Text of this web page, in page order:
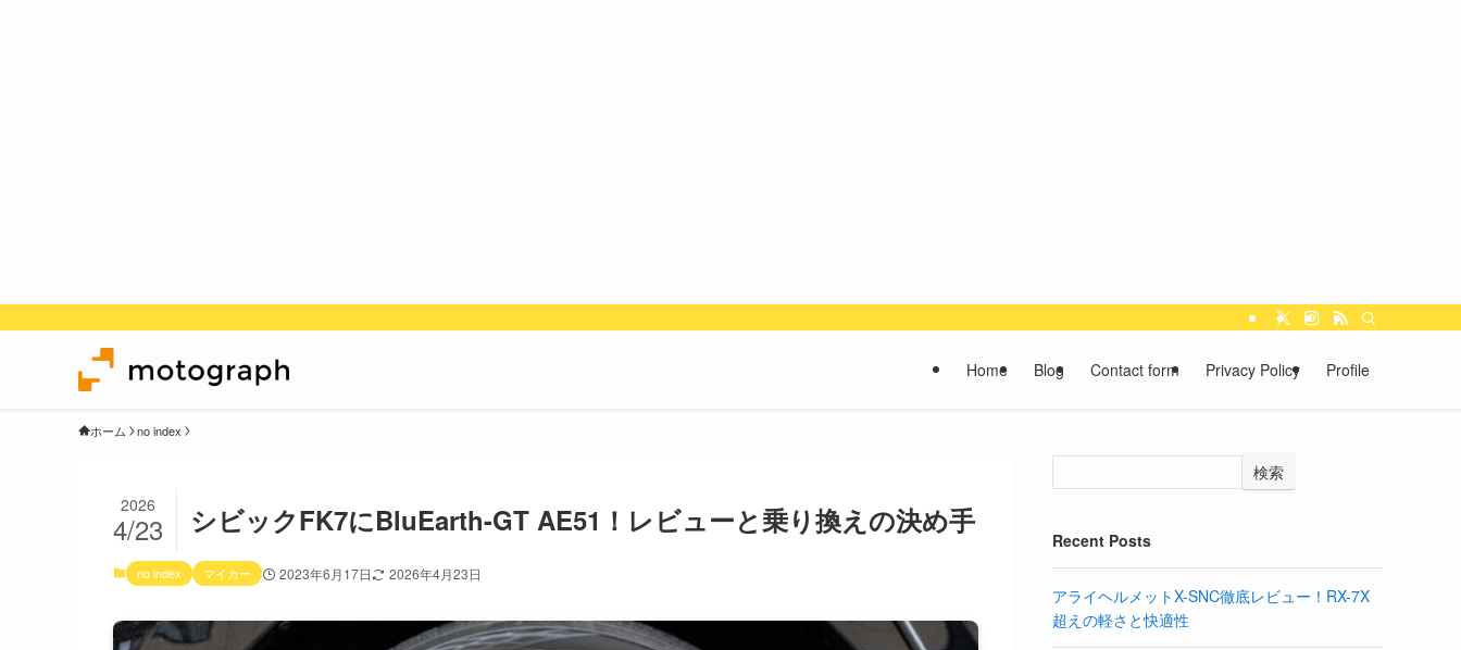
Home Blog Contact form Privacy Policy Profile
ホーム no index
シビックFK7にBluEarth-GT AE51！レビューと乗り換えの決め手
2026
4/23
no index マイカー 2023年6月17日 2026年4月23日
検索
Recent Posts
アライヘルメットX-SNC徹底レビュー！RX-7X
超えの軽さと快適性